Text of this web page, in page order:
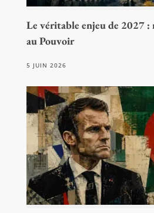
Le véritable enjeu de 2027
au Pouvoir
5 JUIN 2026